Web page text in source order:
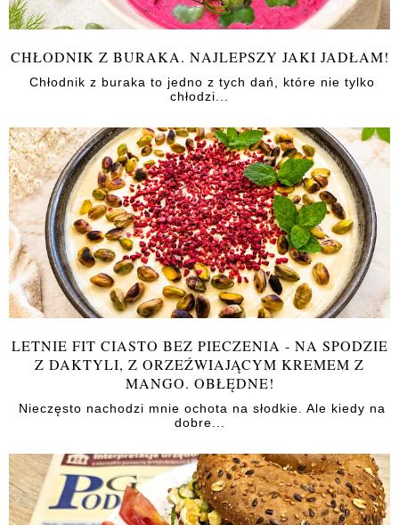
CHŁODNIK Z BURAKA. NAJLEPSZY JAKI JADŁAM!
Chłodnik z buraka to jedno z tych dań, które nie tylko
chłodzi...
LETNIE FIT CIASTO BEZ PIECZENIA - NA SPODZIE
Z DAKTYLI, Z ORZEŹWIAJĄCYM KREMEM Z
MANGO. OBŁĘDNE!
Nieczęsto nachodzi mnie ochota na słodkie. Ale kiedy na
dobre...